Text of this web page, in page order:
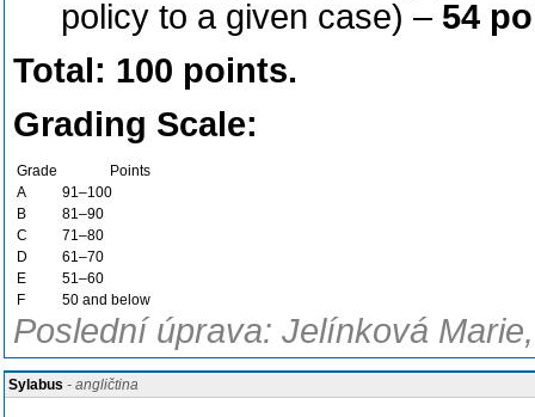
policy to a given case) – 54
Total: 100 points.
Grading Scale:
Grade
Points
A
91–100
B
81–90
C
71–80
D
61–70
E
51–60
F
50 and below
Poslední úprava: Jelínková
Sylabus - angličtina